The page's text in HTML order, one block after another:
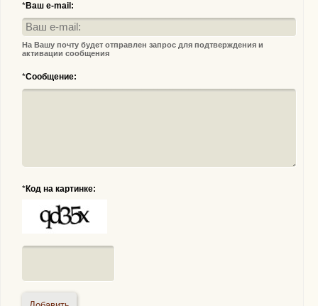
*Ваш e-mail:
На Вашу почту будет отправлен запрос для подтверждения и
активации сообщения
*Сообщение:
*Код на картинке: